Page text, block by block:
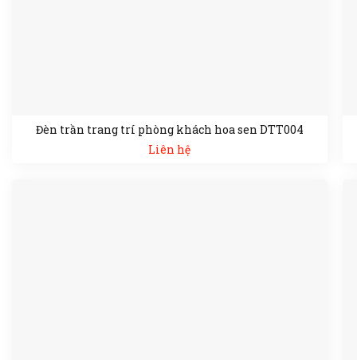
Đèn trần trang trí phòng khách hoa sen DTT004
Liên hệ